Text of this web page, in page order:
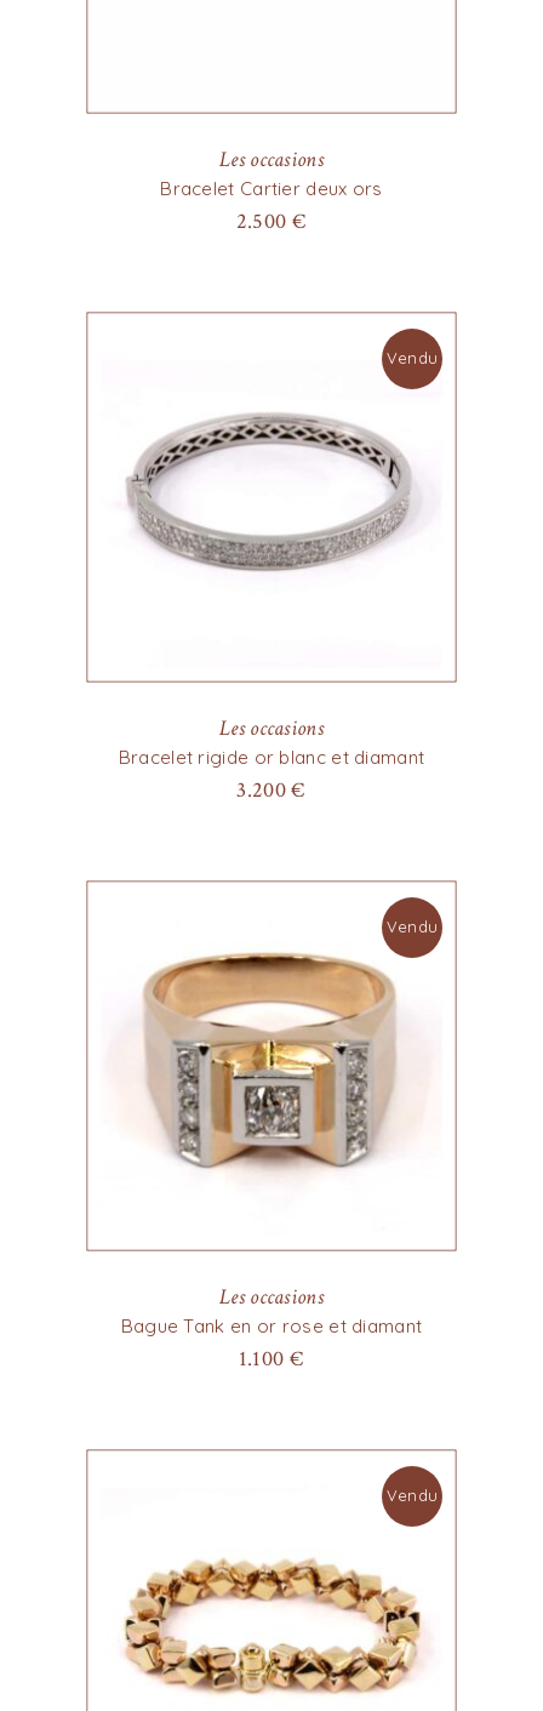
Les occasions
Bracelet Cartier deux ors
2.500 €
Vendu
Les occasions
Bracelet rigide or blanc et diamant
3.200€
Vendu
Les occasions
Bague Tank en or rose et diamant
1.100 €
Vendu